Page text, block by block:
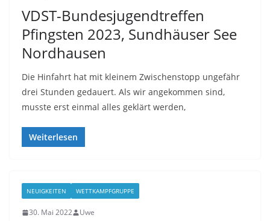
VDST-Bundesjugendtreffen
Pfingsten 2023, Sundhäuser See
Nordhausen
Die Hinfahrt hat mit kleinem Zwischenstopp ungefähr
drei Stunden gedauert. Als wir angekommen sind,
musste erst einmal alles geklärt werden,
Weiterlesen
NEUIGKEITEN WETTKAMPFGRUPPE
30. Mai 2022 Uwe